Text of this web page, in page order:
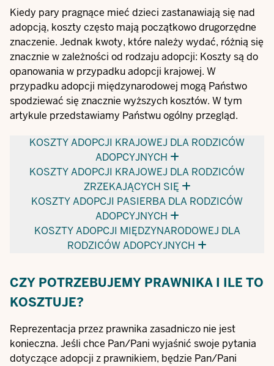
Kiedy pary pragnące mieć dzieci zastanawiają się nad
adopcją, koszty często mają początkowo drugorzędne
znaczenie. Jednak kwoty, które należy wydać, różnią się
znacznie w zależności od rodzaju adopcji: Koszty są do
opanowania w przypadku adopcji krajowej. W
przypadku adopcji międzynarodowej mogą Państwo
spodziewać się znacznie wyższych kosztów. W tym
artykule przedstawiamy Państwu ogólny przegląd.
KOSZTY ADOPCJI KRAJOWEJ DLA RODZICÓW
ADOPCYJNYCH
KOSZTY ADOPCJI KRAJOWEJ DLA RODZICÓW
ZRZEKAJĄCYCH SIĘ
KOSZTY ADOPCJI PASIERBA DLA RODZICÓW
ADOPCYJNYCH
KOSZTY ADOPCJI MIĘDZYNARODOWEJ DLA
RODZICÓW ADOPCYJNYCH
CZY POTRZEBUJEMY PRAWNIKA I ILE TO
KOSZTUJE?
Reprezentacja przez prawnika zasadniczo nie jest
konieczna. Jeśli chce Pan/Pani wyjaśnić swoje pytania
dotyczące adopcji z prawnikiem, będzie Pan/Pani